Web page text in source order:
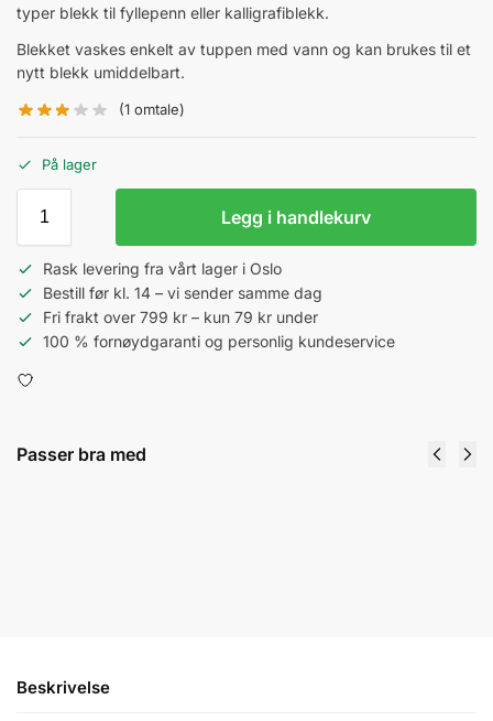
typer blekk til fyllepenn eller kalligrafiblekk.
Blekket vaskes enkelt av tuppen med vann og kan brukes til et
nytt blekk umiddelbart.
(1 omtale)
På lager
Legg i handlekurv
Rask levering fra vårt lager i Oslo
Bestill før kl. 14 – vi sender samme dag
Fri frakt over 799 kr – kun 79 kr under
100 % fornøydgaranti og personlig kundeservice
Passer bra med
Beskrivelse